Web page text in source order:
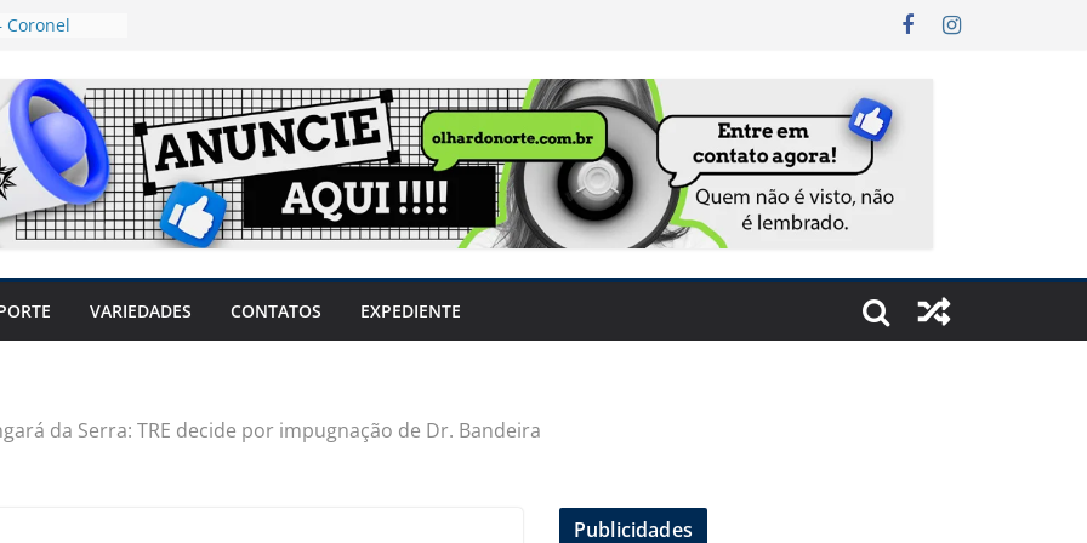
Coronel
mulheres
travar o
produtores
sem
sintomas,
VARIEDADES CONTATOS EXPEDIENTE
da Serra: TRE decide por impugnação de Dr. Bandeira
Publicidades